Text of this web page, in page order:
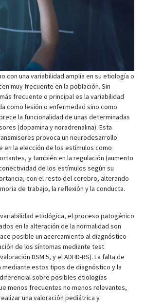
con una variabilidad amplia en su etiología o
muy frecuente en la población. Sin
frecuente o principal es la variabilidad
como lesión o enfermedad sino como
la funcionalidad de unas determinadas
(dopamina y noradrenalina). Esta
provoca un neurodesarrollo
en la elección de los estímulos como
y también en la regulación (aumento
de los estímulos según su
con el resto del cerebro, alterando
de trabajo, la reflexión y la conducta.
etiológica, el proceso patogénico
en la alteración de la normalidad son
posible un acercamiento al diagnóstico
de los síntomas mediante test
DSM 5, y el ADHD-RS). La falta de
estos tipos de diagnóstico y la
sobre posibles etiologías
menos frecuentes no menos relevantes,
una valoración pediátrica y